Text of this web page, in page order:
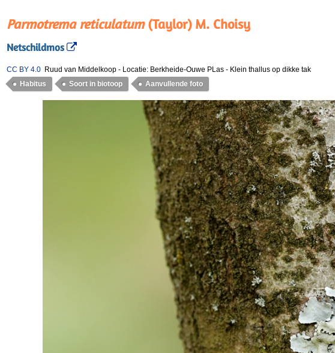
Parmotrema reticulatum(Taylor) M. Choisy
Netschildmos
CC BY 4.0 Ruud van Middelkoop - Locatie: Berkheide-Ouwe PLas - Klein thallus op dikke tak
Habitus
Soort in biotoop Aanvullende foto